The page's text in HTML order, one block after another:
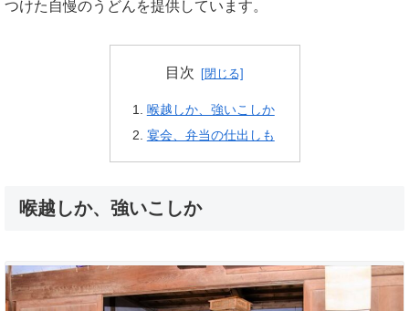
つけた自慢のうどんを提供しています。
目次
喉越しか、強いこしか
宴会、弁当の仕出しも
喉越しか、強いこしか